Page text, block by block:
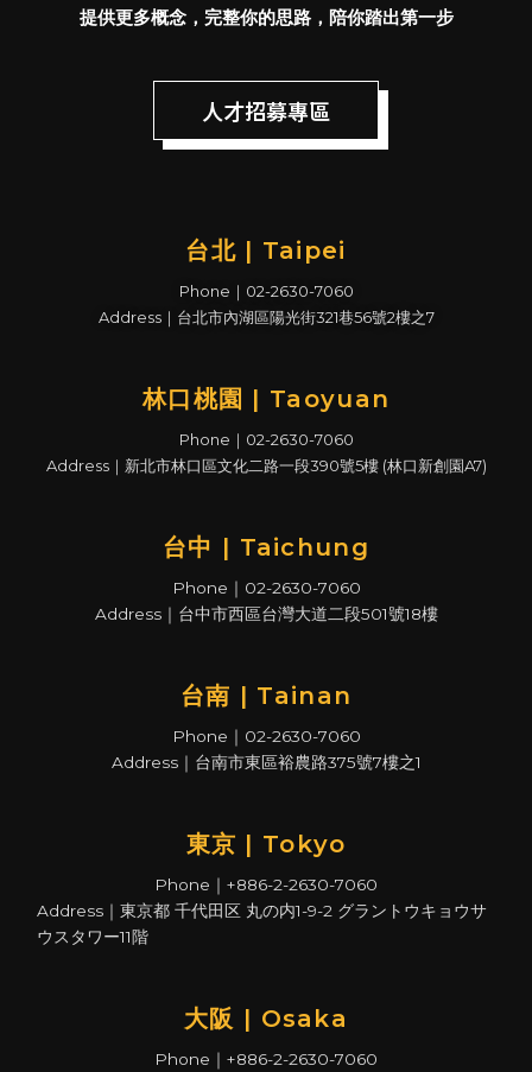
提供更多概念，完整你的思路，陪你踏出第一步
人才招募專區
台北 | Taipei
Phone｜02-2630-7060
Address｜台北市內湖區陽光街321巷56號2樓之7
林口桃園 | Taoyuan
Phone｜02-2630-7060
Address｜新北市林口區文化二路一段390號5樓 (林口新創園A7)
台中 | Taichung
Phone｜02-2630-7060
Address｜台中市西區台灣大道二段501號18樓
台南 | Tainan
Phone｜02-2630-7060
Address｜台南市東區裕農路375號7樓之1
東京 | Tokyo
Phone｜+886-2-2630-7060
Address｜東京都 千代田区 丸の内1-9-2 グラントウキョウサ
ウスタワー11階
大阪 | Osaka
Phone｜+886-2-2630-7060